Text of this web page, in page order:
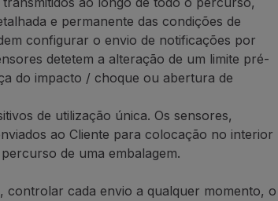
e permanente das condições de
configurar o envio de notificações por
detetem a alteração de um limite pré-
do impacto / choque ou abertura de
de utilização única. Os sensores,
ao Cliente para colocação no interior
de uma embalagem.
controlar cada envio a qualquer momento, o